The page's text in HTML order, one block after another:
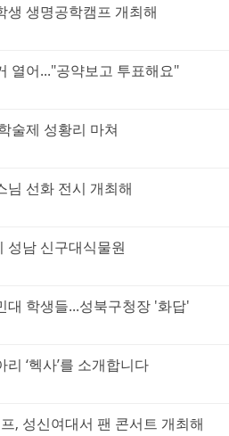
생 생명공학캠프 개최해
열어..."공약보고 투표해요"
술제 성황리 마쳐
님 선화 전시 개최해
성남 신구대식물원
대 학생들...성북구청장 '화답'
‘헥사’를 소개합니다
, 성신여대서 팬 콘서트 개최해